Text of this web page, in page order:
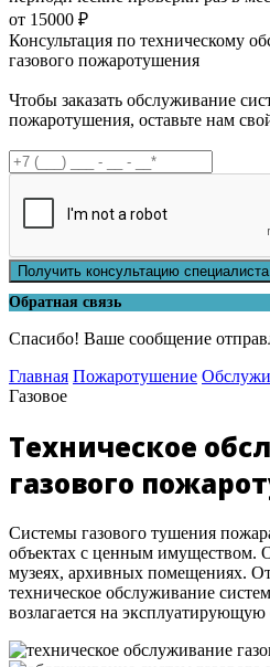
от 15000 ₽
Консультация по техническому
газового пожаротушения
Чтобы заказать обслуживание
пожаротушения, оставьте нам
Получить консультацию специалиста
Обратная связь
Спасибо! Ваше сообщение
Главная Пожаротушение
Газовое
Техническое
газового
Системы газового тушения
объектах с ценным имуществом.
музеях, архивных помещениях.
техническое обслуживание
возлагается на